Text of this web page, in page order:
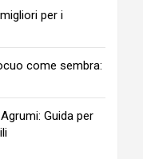
per i
come sembra:
Guida per